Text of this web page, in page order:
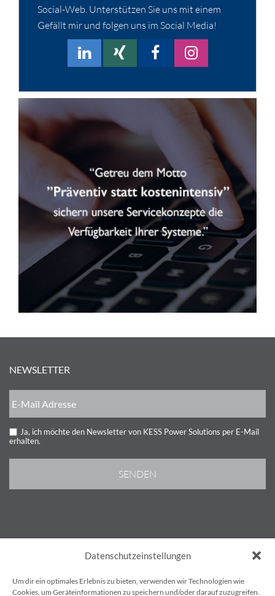
Datenschutzeinstellungen
Um dir ein optimales Erlebnis zu bieten, verwenden wir Technologien wie
Cookies, um Geräteinformationen zu speichern und/oder darauf zuzugreifen.
Social-Web. Unterstützen Sie uns mit einem
Gefällt mir und folgen uns im Social Media!
NEWSLETTER
Ja, ich möchte den Newsletter von KESS Power Solutions per E-Mail
erhalten.
AGB’S
KONTAKT